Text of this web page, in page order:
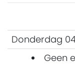
Donderdag
Geen